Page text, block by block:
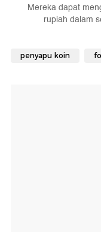
Mereka dapat
rupiah dalam
penyapu koin